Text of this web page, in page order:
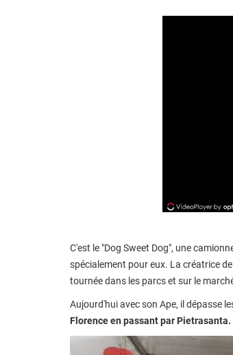
C'est le "Dog Sweet Dog", une
spécialement pour eux. La créatrice
tournée dans les parcs et sur le
Aujourd'hui avec son Ape, il dépasse
Florence en passant par Pietrasanta.